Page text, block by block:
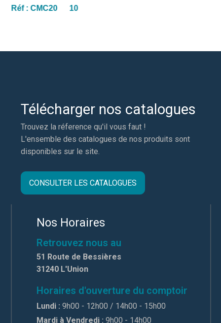
Réf :CMC20 10
Télécharger nos catalogues
Trouvez la réference qu'il vous faut !
L'ensemble des catalogues de nos produits sont
disponibles sur le site.
CONSULTER LES CATALOGUES
Nos Horaires
Retrouvez nous au
51 Route de Bessières
31240 L'Union
Horaires d'ouverture du comptoir
Lundi : 9h00 - 12h00 / 14h00 - 15h00
Mardi à Vendredi : 9h00 - 14h00